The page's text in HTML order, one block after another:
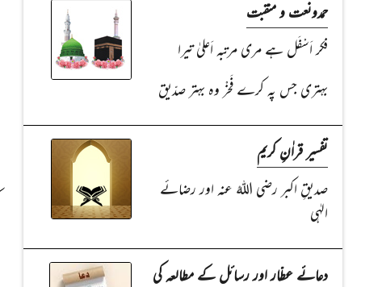
حمدونعت و منقبت
فکر اَسْفَل ہے مری مرتبہ اَعلیٰ تیرا
بہتری جس پہ کرے فَخْر وہ بہتر صدّیق
تفسیر قراٰنِ کریم
صدیقِ اکبر رضی اللہُ عنہ اور رضائے
الہٰی
دعائے عطّار اور رسائل کے مطالعہ کی